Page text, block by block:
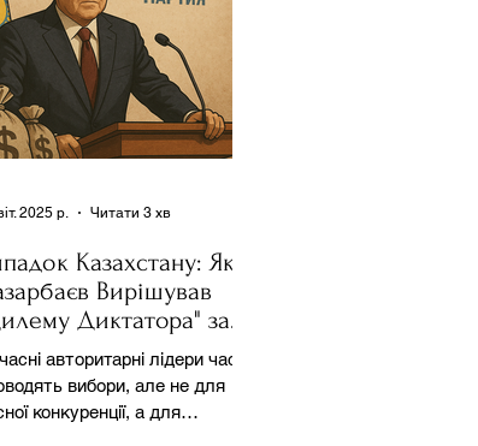
Казахстану: Як
Вирішував
Диктатора" за
Ресурсів та
авторитарні лідери часто
вибори, але не для
конкуренції, а для
2025 р. Читати 3 хв